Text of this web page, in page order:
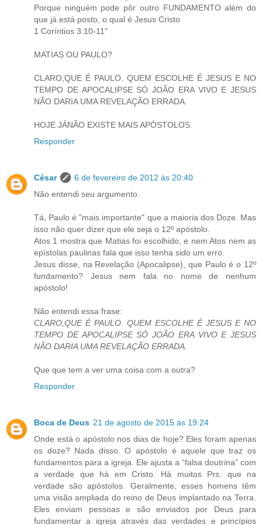
Porque ninguém pode pôr outro FUNDAMENTO além do
que já está posto, o qual é Jesus Cristo
1 Coríntios 3:10-11"
MATIAS OU PAULO?
CLARO,QUE É PAULO. QUEM ESCOLHE É JESUS E NO
TEMPO DE APOCALIPSE SÓ JOÃO ERA VIVO E JESUS
NÃO DARIA UMA REVELAÇÃO ERRADA.
HOJE JÁNÃO EXISTE MAIS APÓSTOLOS.
Responder
César
6 de fevereiro de 2012 às 20:40
Não entendi seu argumento.
Tá, Paulo é "mais importante" que a maioria dos Doze. Mas
isso não quer dizer que ele seja o 12º apóstolo.
Atos 1 mostra que Matias foi escolhido, e nem Atos nem as
epístolas paulinas fala que isso tenha sido um erro.
Jesus disse, na Revelação (Apocalipse), que Paulo é o 12º
fundamento? Jesus nem fala no nome de nenhum
apóstolo!
Não entendi essa frase:
CLARO,QUE É PAULO. QUEM ESCOLHE É JESUS E NO
TEMPO DE APOCALIPSE SÓ JOÃO ERA VIVO E JESUS
NÃO DARIA UMA REVELAÇÃO ERRADA.
Que que tem a ver uma coisa com a outra?
Responder
Boca de Deus 21 de agosto de 2015 às 19:24
Onde está o apóstolo nos dias de hoje? Eles foram apenas
os doze? Nada disso. O apóstolo é aquele que traz os
fundamentos para a igreja. Ele ajusta a “falsa doutrina” com
a verdade que há em Cristo. Há muitos Prs. que na
verdade são apóstolos. Geralmente, esses homens têm
uma visão ampliada do reino de Deus implantado na Terra.
Eles enviam pessoas e são enviados por Deus para
fundamentar a igreja através das verdades e princípios